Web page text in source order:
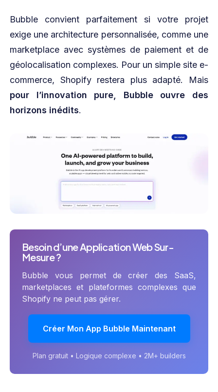
Bubble convient parfaitement si votre projet
exige une architecture personnalisée, comme une
marketplace avec systèmes de paiement et de
géolocalisation complexes. Pour un simple site e-
commerce, Shopify restera plus adapté. Mais
pour l’innovation pure, Bubble ouvre des
horizons inédits.
Besoin d’une Application Web Sur-
Mesure ?
Bubble vous permet de créer des SaaS,
marketplaces et plateformes complexes que
Shopify ne peut pas gérer.
Créer Mon App Bubble Maintenant
Plan gratuit • Logique complexe • 2M+ builders